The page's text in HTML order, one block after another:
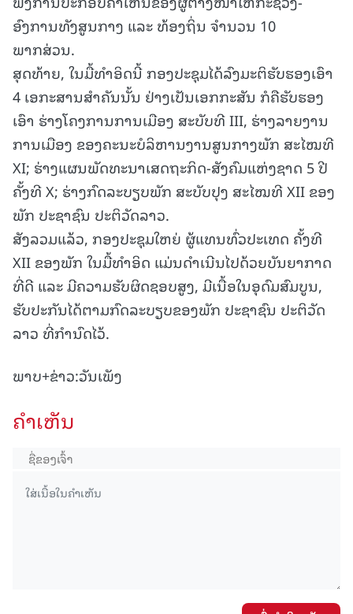
ອົງການທັງສູນກາງ ແລະ ທ້ອງຖິ່ນ ຈໍານວນ 10
ພາກສ່ວນ.
ສຸດທ້າຍ, ໃນມື້ທໍາອິດນີ້ ກອງປະຊຸມໄດ້ລົງມະຕິຮັບຮອງເອົາ
4 ເອກະສານສຳຄັນນັ້ນ ຢ່າງເປັນເອກກະສັນ ກໍຄືຮັບຮອງ
ເອົາ ຮ່າງໂຄງການການເມືອງ ສະບັບທີ III, ຮ່າງລາຍງານ
ການເມືອງ ຂອງຄະນະບໍລິຫານງານສູນກາງພັກ ສະໄໝທີ
XI; ຮ່າງແຜນພັດທະນາເສດຖະກິດ-ສັງຄົມແຫ່ງຊາດ 5 ປີ
ຄັ້ງທີ X; ຮ່າງກົດລະບຽບພັກ ສະບັບປຸງ ສະໄໝທີ XII ຂອງ
ພັກ ປະຊາຊົນ ປະຕິວັດລາວ.
ສັງລວມແລ້ວ, ກອງປະຊຸມໃຫຍ່ ຜູ້ແທນທົ່ວປະເທດ ຄັ້ງທີ
XII ຂອງພັກ ໃນມື້ທໍາອິດ ແມ່ນດໍາເນີນໄປດ້ວຍບັນຍາກາດ
ທີ່ດີ ແລະ ມີຄວາມຮັບຜິດຊອບສູງ, ມີເນື້ອໃນອຸດົມສົມບູນ,
ຮັບປະກັນໄດ້ຕາມກົດລະບຽບຂອງພັກ ປະຊາຊົນ ປະຕິວັດ
ລາວ ທີ່ກຳນົດໄວ້.
ພາບ+ຂ່າວ:ວັນເພັງ
ຄໍາເຫັນ